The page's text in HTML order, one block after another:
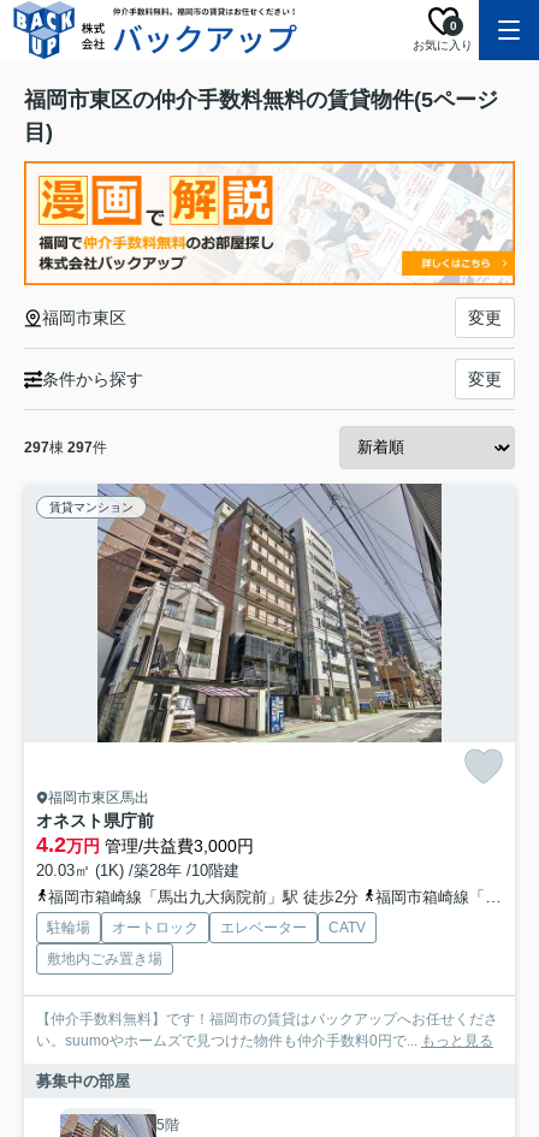
お気に入り
0
福岡市東区の仲介手数料無料の賃貸物件(5ページ
目)
福岡市東区 変更
条件から探す 変更
297棟 297件
賃貸マンション
福岡市東区馬出
オネスト県庁前
4.2万円 管理/共益費3,000円
20.03㎡ (1K) /築28年 /10階建
福岡市箱崎線「馬出九大病院前」駅 徒歩2分
福岡市箱崎線「箱崎宮前」駅 徒歩8分
駐輪場 オートロック エレベーター
CATV
敷地内ごみ置き場
【仲介手数料無料】です！福岡市の賃貸はバックアップへお任せくださ
い。suumoやホームズで見つけた物件も仲介手数料0円で... もっと見る
募集中の部屋
5階